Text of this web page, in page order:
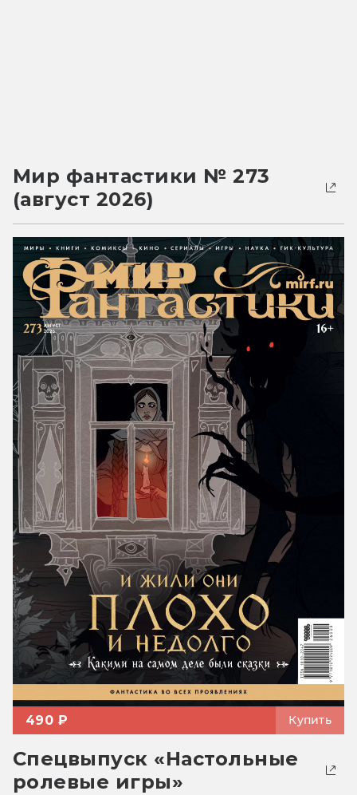
Мир фантастики № 273
(август 2026)
490 ₽ Купить
Спецвыпуск «Настольные
ролевые игры»